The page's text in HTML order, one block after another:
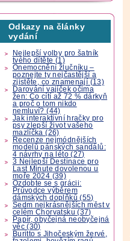
Odkazy na články
vydání
Nejlepší volby pro šatník
tvého dítěte (1)
Onemocnění žlučníku –
poznejte ty nejčastější a
zjistěte, co znamenají (13)
Darování vajíček očima
žen: Co cítí až 72 % dárkyň
a proč o tom nikdo
nemluví? (44)
Jak interaktivní hračky pro
psy zlepší život vašeho
mazlíčka (26)
Recenze nejmódnějších
modelů pánských sandálů:
4 návrhy na léto (27)
3 Nejlepší Destinace pro
Last Minute dovolenou u
moře 2024 (39)
Ozdobte se s grácii:
Průvodce výběrem
dámských doplňků (55)
Sedm nejkrásnějších měst v
celém Chorvatsku (37)
Papír, obyčejná neobyčejná
věc (30)
Buritto s Jihočeským žervé,